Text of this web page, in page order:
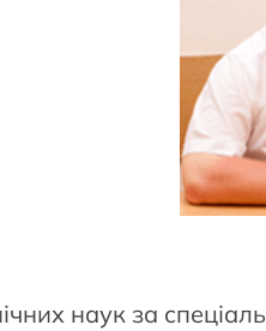
наук за